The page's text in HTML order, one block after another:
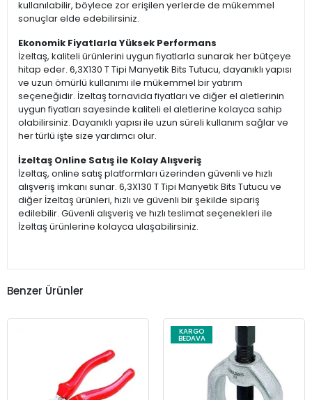
kullanılabilir, böylece zor erişilen yerlerde de mükemmel
sonuçlar elde edebilirsiniz.
Ekonomik Fiyatlarla Yüksek Performans
İzeltaş, kaliteli ürünlerini uygun fiyatlarla sunarak her bütçeye
hitap eder. 6,3X130 T Tipi Manyetik Bits Tutucu, dayanıklı yapısı
ve uzun ömürlü kullanımı ile mükemmel bir yatırım
seçeneğidir. İzeltaş tornavida fiyatları ve diğer el aletlerinin
uygun fiyatları sayesinde kaliteli el aletlerine kolayca sahip
olabilirsiniz. Dayanıklı yapısı ile uzun süreli kullanım sağlar ve
her türlü işte size yardımcı olur.
İzeltaş Online Satış ile Kolay Alışveriş
İzeltaş, online satış platformları üzerinden güvenli ve hızlı
alışveriş imkanı sunar. 6,3X130 T Tipi Manyetik Bits Tutucu ve
diğer İzeltaş ürünleri, hızlı ve güvenli bir şekilde sipariş
edilebilir. Güvenli alışveriş ve hızlı teslimat seçenekleri ile
İzeltaş ürünlerine kolayca ulaşabilirsiniz.
Benzer Ürünler
KARGO
BEDAVA